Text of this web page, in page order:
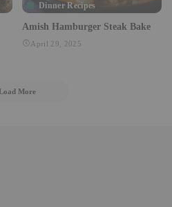
Dinner Recipes
Amish Hamburger Steak Bake
April 29, 2025
Load More